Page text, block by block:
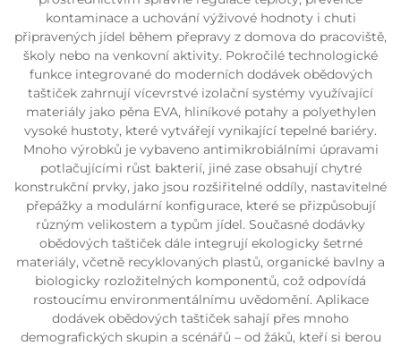
kontaminace a uchování výživové hodnoty i chuti
připravených jídel během přepravy z domova do pracoviště,
školy nebo na venkovní aktivity. Pokročilé technologické
funkce integrované do moderních dodávek obědových
taštiček zahrnují vícevrstvé izolační systémy využívající
materiály jako pěna EVA, hliníkové potahy a polyethylen
vysoké hustoty, které vytvářejí vynikající tepelné bariéry.
Mnoho výrobků je vybaveno antimikrobiálními úpravami
potlačujícími růst bakterií, jiné zase obsahují chytré
konstrukční prvky, jako jsou rozšiřitelné oddíly, nastavitelné
přepážky a modulární konfigurace, které se přizpůsobují
různým velikostem a typům jídel. Současné dodávky
obědových taštiček dále integrují ekologicky šetrné
materiály, včetně recyklovaných plastů, organické bavlny a
biologicky rozložitelných komponentů, což odpovídá
rostoucímu environmentálnímu uvědomění. Aplikace
dodávek obědových taštiček sahají přes mnoho
demografických skupin a scénářů – od žáků, kteří si berou